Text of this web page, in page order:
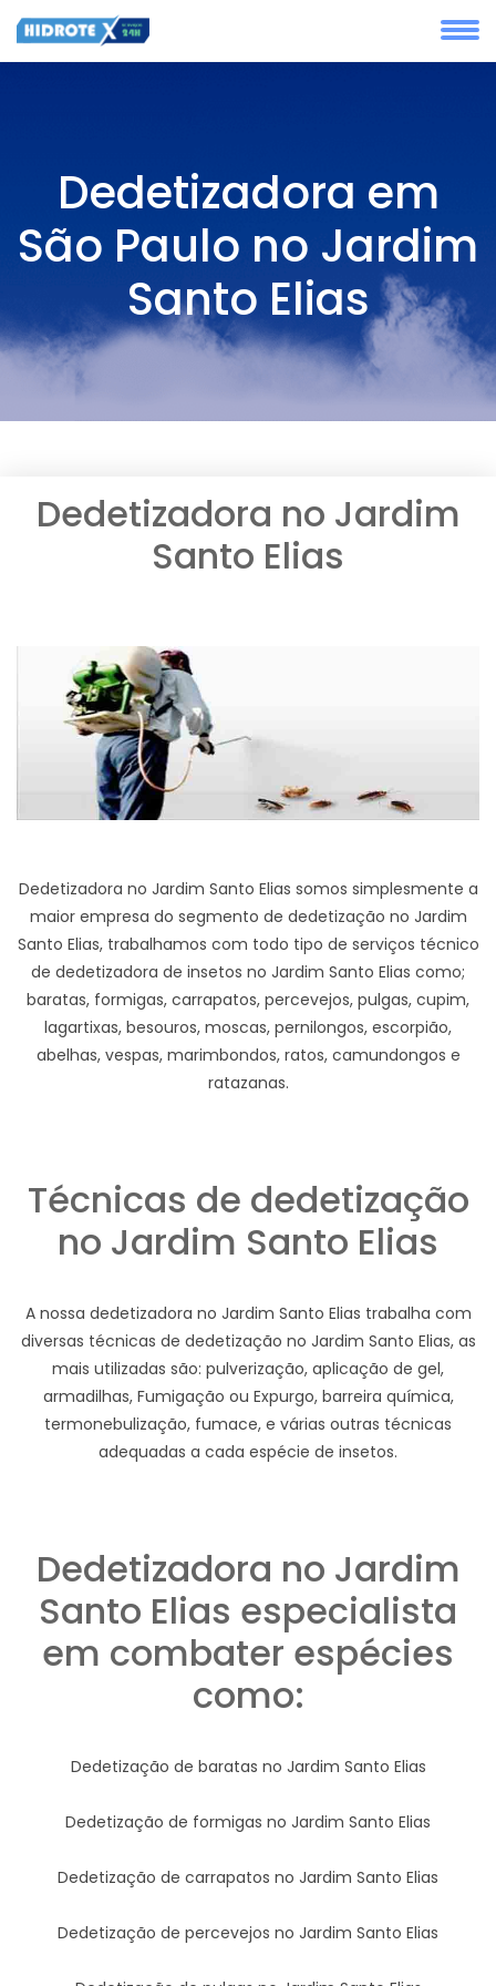
Dedetizadora em
São Paulo no Jardim
Santo Elias
Dedetizadora no Jardim
Santo Elias
Dedetizadora no Jardim Santo Elias somos simplesmente a
maior empresa do segmento de dedetização no Jardim
Santo Elias, trabalhamos com todo tipo de serviços técnico
de dedetizadora de insetos no Jardim Santo Elias como;
baratas, formigas, carrapatos, percevejos, pulgas, cupim,
lagartixas, besouros, moscas, pernilongos, escorpião,
abelhas, vespas, marimbondos, ratos, camundongos e
ratazanas.
Técnicas de dedetização
no Jardim Santo Elias
A nossa dedetizadora no Jardim Santo Elias trabalha com
diversas técnicas de dedetização no Jardim Santo Elias, as
mais utilizadas são: pulverização, aplicação de gel,
armadilhas, Fumigação ou Expurgo, barreira química,
termonebulização, fumace, e várias outras técnicas
adequadas a cada espécie de insetos.
Dedetizadora no Jardim
Santo Elias especialista
em combater espécies
como:
Dedetização de baratas no Jardim Santo Elias
Dedetização de formigas no Jardim Santo Elias
Dedetização de carrapatos no Jardim Santo Elias
Dedetização de percevejos no Jardim Santo Elias